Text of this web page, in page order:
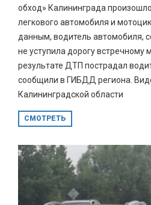
обход» Калининграда
легкового автомобиля и
данным, водитель автомобиля,
не уступила дорогу встречному
результате ДТП пострадал
сообщили в ГИБДД региона.
Калининградской области
СМОТРЕТЬ